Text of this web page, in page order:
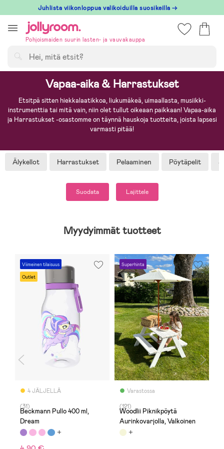
till
innehållet
Juhlista viikonloppua valikoiduilla suosikeilla →
Pohjoismaiden suurin lasten- ja vauvakauppa
Vapaa-aika & Harrastukset
Etsitpä sitten hiekkalaatikkoa, liukumäkeä, uimaallasta, musiikki-
instrumenttia tai mitä vain, niin olet tullut oikeaan paikkaan! Vapaa-aika
ja Harrastukset -osastomme on täynnä hauskoja tuotteita, joista lapsesi
varmasti pitää!
Älykellot Harrastukset Pelaaminen Pöytäpelit
Suodata Lajittele
Myydyimmät tuotteet
Viimeinen tilaisuus
Outlet
4 JÄLJELLÄ
(31)
Beckmann Pullo 400 ml,
Dream
Superhinta
Varastossa
(121)
Woodlii Piknikpöytä
Aurinkovarjolla, Valkoinen